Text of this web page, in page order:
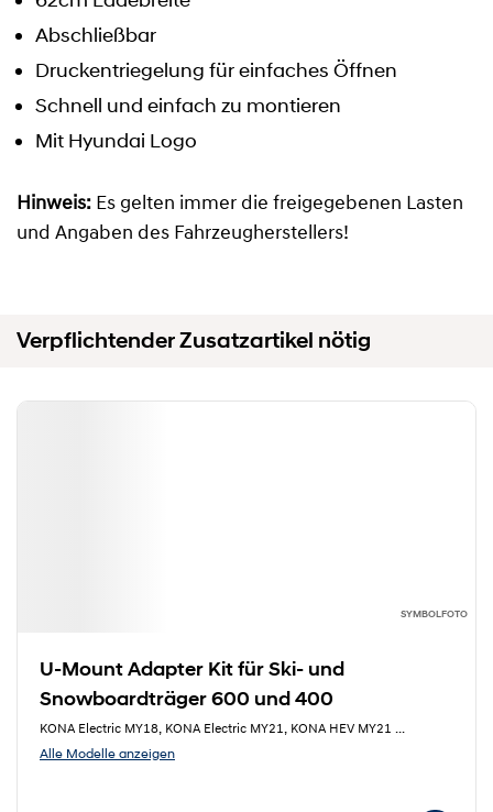
Abschließbar
Druckentriegelung für einfaches Öffnen
Schnell und einfach zu montieren
Mit Hyundai Logo
Hinweis: Es gelten immer die freigegebenen Lasten
und Angaben des Fahrzeugherstellers!
Verpflichtender Zusatzartikel nötig
SYMBOLFOTO
U-Mount Adapter Kit für Ski- und
Snowboardträger 600 und 400
KONA Electric MY18, KONA Electric MY21, KONA HEV MY21 ...
Alle Modelle anzeigen